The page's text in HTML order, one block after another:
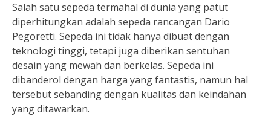
Salah satu sepeda termahal di dunia yang patut
diperhitungkan adalah sepeda rancangan Dario
Pegoretti. Sepeda ini tidak hanya dibuat dengan
teknologi tinggi, tetapi juga diberikan sentuhan
desain yang mewah dan berkelas. Sepeda ini
dibanderol dengan harga yang fantastis, namun hal
tersebut sebanding dengan kualitas dan keindahan
yang ditawarkan.